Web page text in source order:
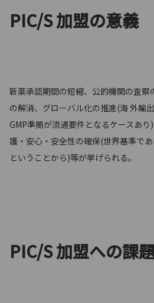
PIC/S 加盟の意義
新薬承認期間の短縮、公的機関の査
の解消、グローバル化の推進(海 外輸
GMP準拠が流通要件となるケースあ
護・安心・安全性の確保(世界基準で
ということから)等が挙げられる。
PIC/S 加盟への課